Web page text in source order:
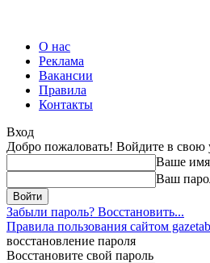
О нас
Реклама
Вакансии
Правила
Контакты
Вход
Добро пожаловать! Войдите в свою
Ваше имя
Ваш
Забыли пароль? Восстановить...
Правила пользования сайтом
восстановление пароля
Восстановите свой пароль